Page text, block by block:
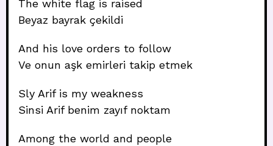
The white flag is raised
Beyaz bayrak çekildi
And his love orders to follow
Ve onun aşk emirleri takip etmek
Sly Arif is my weakness
Sinsi Arif benim zayıf noktam
Among the world and people